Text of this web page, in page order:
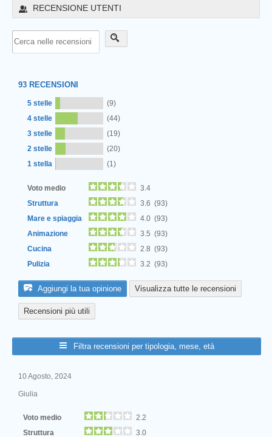
RECENSIONE UTENTI
93 RECENSIONI
5 stelle
(9)
4 stelle
(44)
3 stelle
(19)
2 stelle
(20)
1 stella
(1)
Voto medio
3.4
Struttura
3.6 (93)
Mare e spiaggia
4.0 (93)
Animazione
3.5 (93)
Cucina
2.8 (93)
Pulizia
3.2 (93)
Aggiungi la tua opinione Visualizza tutte le recensioni
Recensioni più utili
Filtra recensioni per tipologia, mese, età
10 Agosto, 2024
Giulia
Voto medio
2.2
Struttura
3.0